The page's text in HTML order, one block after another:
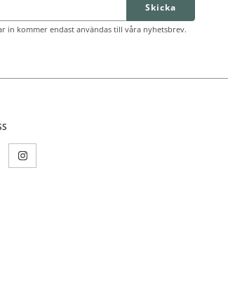
Skicka
in kommer endast användas till våra nyhetsbrev.